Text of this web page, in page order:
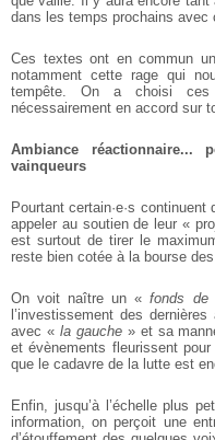
dans les temps prochains avec
Ces textes ont en commun
notamment cette rage qui
tempête. On a choisi ces
nécessairement en accord sur
Ambiance réactionnaire...
vainqueurs
Pourtant certain·e·s
appeler au soutien de leur «
est surtout de tirer le
reste bien cotée à la bourse
On voit naître un «fonds de
l’investissement des
avec « la gauche» et sa
et évènements fleurissent pour
que le cadavre de la lutte est
Enfin, jusqu’à l’échelle plus
information, on perçoit une